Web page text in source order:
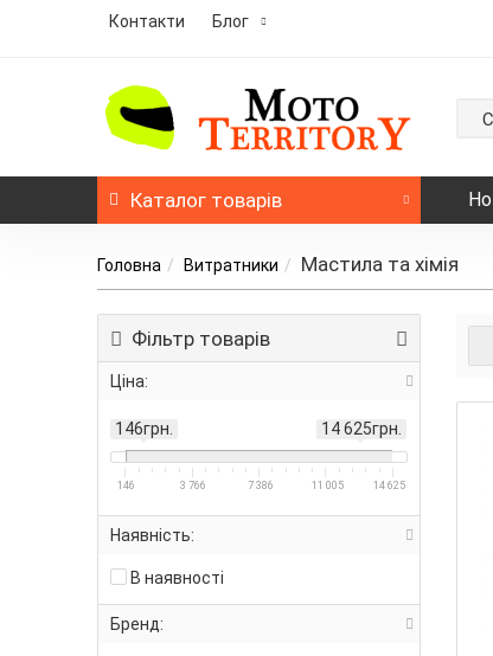
Контакти Блог
Каталог товарів
Головна Витратники Мастила та хімія
Фільтр товарів
Ціна:
146грн. 14 625грн.
146 3 766 7 386 11 005 14 625
Наявність:
В наявності
Бренд: